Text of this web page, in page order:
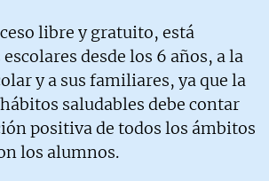
libre y gratuito, está
desde los 6 años, a la
y a sus familiares, ya que la
saludables debe contar
positiva de todos los ámbitos
los alumnos.